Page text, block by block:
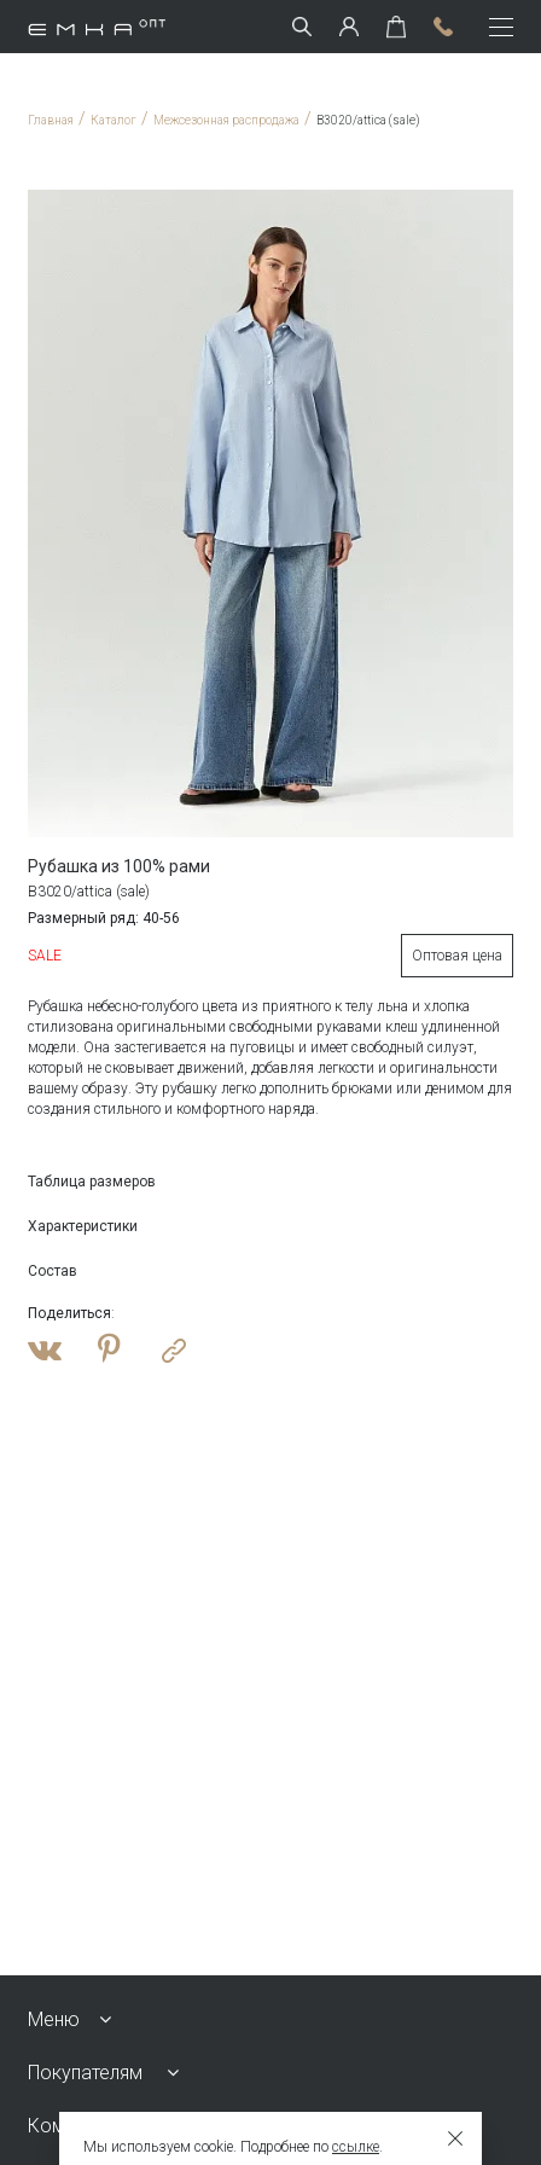
Главная / Каталог / Межсезонная распродажа / B3020/attica (sale)
Рубашка из 100% рами
B3020/attica (sale)
Размерный ряд: 40-56
SALE Оптовая цена
Рубашка небесно-голубого цвета из приятного к телу льна и хлопка
стилизована оригинальными свободными рукавами клеш удлиненной
модели. Она застегивается на пуговицы и имеет свободный силуэт,
который не сковывает движений, добавляя легкости и оригинальности
вашему образу. Эту рубашку легко дополнить брюками или денимом для
создания стильного и комфортного наряда.
Таблица размеров
Характеристики
Состав
Поделиться:
Меню
Покупателям
Компания
Мы используем cookie. Подробнее по ссылке